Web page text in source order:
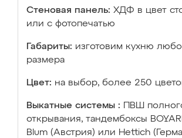
Стеновая панель: ХДФ в цвет
или с фотопечатью
Габариты: изготовим кухню
размера
Цвет: на выбор, более 250
Выкатные системы :
ПВШ
открывания, тандембоксы
Blum (Австрия) или Hettich